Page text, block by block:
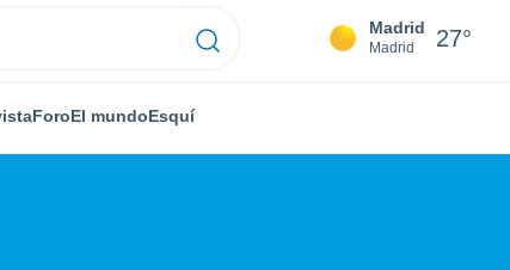
Madrid
Madrid 27°
ForoEl mundoEsquí